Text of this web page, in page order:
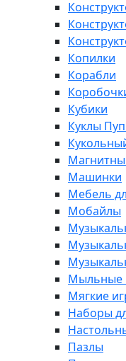
Копилки
Корабли
Кубики
Куклы
Машинки
Мебель
Мобайлы
Мыльные
Мягкие
Наборы
Пазлы